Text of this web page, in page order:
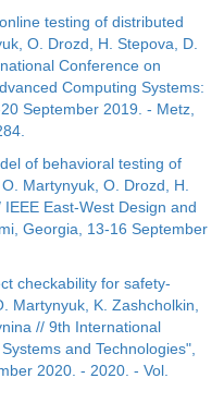
testing of distributed
O. Drozd, H. Stepova, D.
Conference on
Computing Systems:
September 2019. - Metz,
of behavioral testing of
Martynyuk, O. Drozd, H.
East-West Design and
Georgia, 13-16 September
checkability for safety-
Martynyuk, K. Zashcholkin,
// 9th International
and Technologies",
2020. - 2020. - Vol.